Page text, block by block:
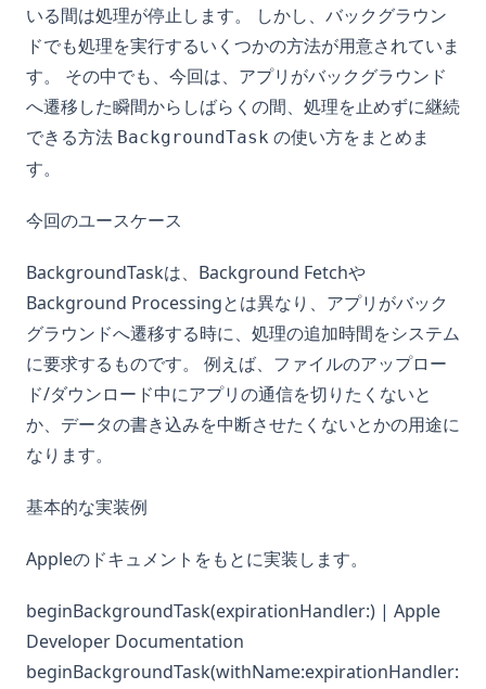
いる間は処理が停止します。 しかし、バックグラウン
ドでも処理を実行するいくつかの方法が用意されていま
す。 その中でも、今回は、アプリがバックグラウンド
へ遷移した瞬間からしばらくの間、処理を止めずに継続
できる方法 BackgroundTask の使い方をまとめま
す。
今回のユースケース
BackgroundTaskは、Background Fetchや
Background Processingとは異なり、アプリがバック
グラウンドへ遷移する時に、処理の追加時間をシステム
に要求するものです。 例えば、ファイルのアップロー
ド/ダウンロード中にアプリの通信を切りたくないと
か、データの書き込みを中断させたくないとかの用途に
なります。
基本的な実装例
Appleのドキュメントをもとに実装します。
beginBackgroundTask(expirationHandler:) | Apple
Developer Documentation
beginBackgroundTask(withName:expirationHandler: